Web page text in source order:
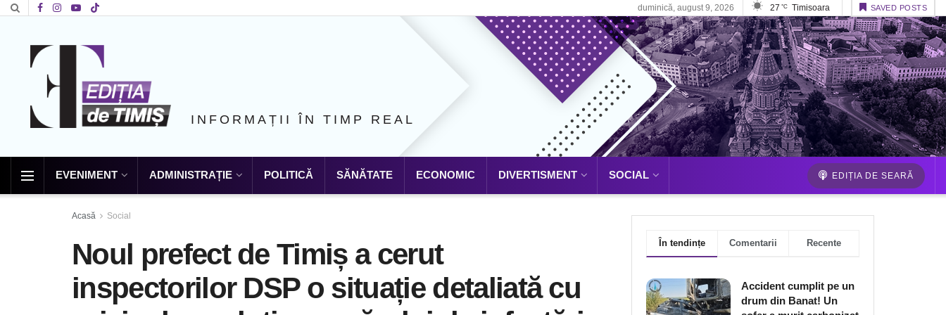
duminică, august 9, 2026 27 °C Timisoara SAVED POSTS
INFORMAȚII ÎN TIMP REAL
EVENIMENT ADMINISTRAȚIE POLITICĂ SĂNĂTATE ECONOMIC DIVERTISMENT SOCIAL EDIȚIA DE SEARĂ
Acasă Social
Noul prefect de Timiș a cerut
inspectorilor DSP o situație detaliată cu
În tendințe Comentarii Recente
Accident cumplit pe un
drum din Banat! Un